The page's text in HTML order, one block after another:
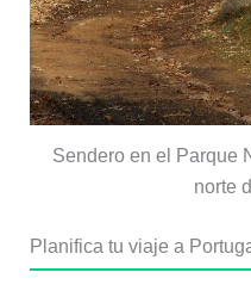
Sendero en el Parque
norte
Planifica tu viaje a